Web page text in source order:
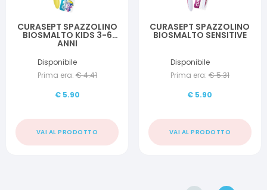
CURASEPT SPAZZOLINO
BIOSMALTO KIDS 3-6
ANNI
Disponibile
Prima era: €4.41
€ 5.90
VAI AL PRODOTTO
CURASEPT SPAZZOLINO
BIOSMALTO SENSITIVE
Disponibile
Prima era: €5.31
€ 5.90
VAI AL PRODOTTO